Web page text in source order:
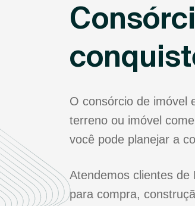
O consórcio de imóvel
terreno ou imóvel
você pode planejar a
Atendemos clientes
para compra,